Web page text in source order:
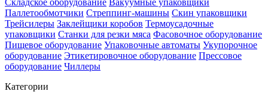
Складское оборудование Вакуумные упаковщики
Паллетообмотчики Стреппинг-машины Скин упаковщики
Трейсилеры Заклейщики коробов Термоусадочные
упаковщики Станки для резки мяса Фасовочное оборудование
Пищевое оборудование Упаковочные автоматы Укупорочное
оборудование Этикетировочное оборудование Прессовое
оборудование Чиллеры
Категории